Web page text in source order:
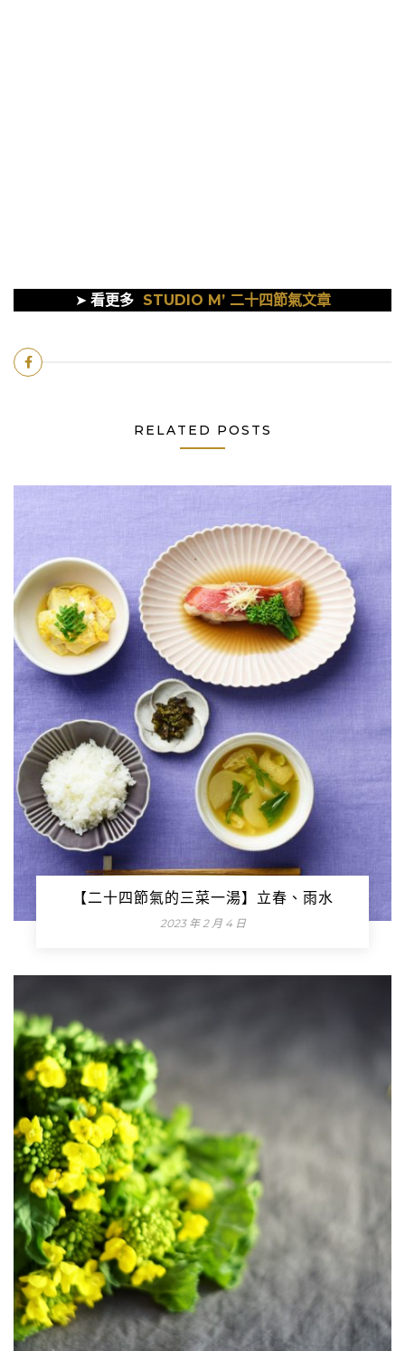
➤ 看更多 STUDIO M’ 二十四節氣文章
RELATED POSTS
【二十四節氣的三菜一湯】立春、雨水
2023 年 2 月 4 日